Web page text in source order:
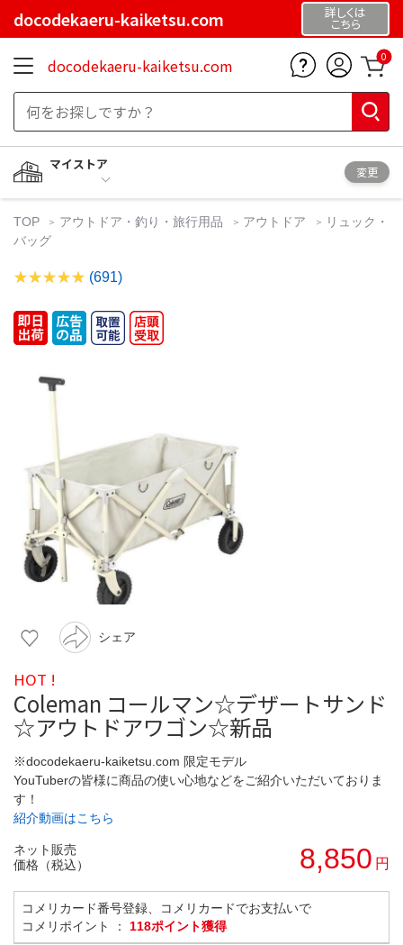
docodekaeru-kaiketsu.com 詳しくは
こちら
docodekaeru-kaiketsu.com 0
マイストア
変更
TOP アウトドア・釣り・旅行用品 アウトドア
リュック・
バッグ
(691)
シェア
HOT !
Coleman コールマン☆デザートサンド
☆アウトドアワゴン☆新品
※docodekaeru-kaiketsu.com 限定モデル
YouTuberの皆様に商品の使い心地などをご紹介いただいておりま
す！
紹介動画はこちら
ネット販売
価格（税込）
8,850 円
コメリカード番号登録、コメリカードでお支払いで
コメリポイント ： 118ポイント獲得